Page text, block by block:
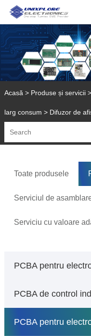
Acasă > Produse și servicii>
larg consum > Difuzor de
Toate produsele
Serviciul de
Serviciu cu valoare
PCBA pentru
PCBA de control
PCBA pentru